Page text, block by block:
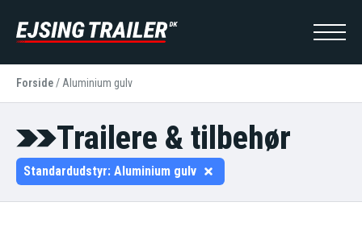
Forside/ Aluminium gulv
Trailere & tilbehør
Standardudstyr: Aluminium gulv